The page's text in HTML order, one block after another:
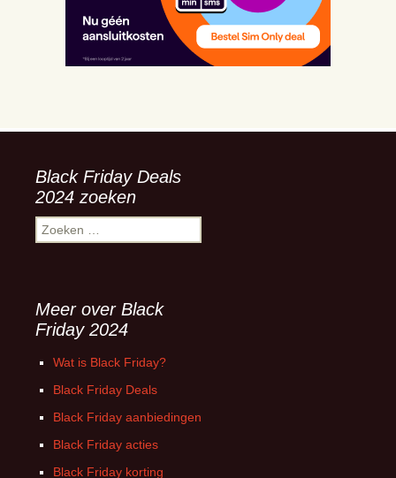
Black Friday Deals
2024 zoeken
Zoeken
naar:
Meer over Black
Friday 2024
Wat is Black Friday?
Black Friday Deals
Black Friday aanbiedingen
Black Friday acties
Black Friday korting